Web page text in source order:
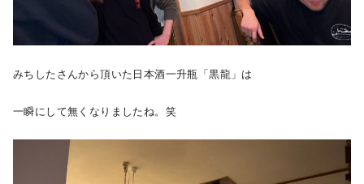
みちしたさんから頂いた日本酒一升瓶「黒龍」は
一瞬にして無くなりましたね。笑